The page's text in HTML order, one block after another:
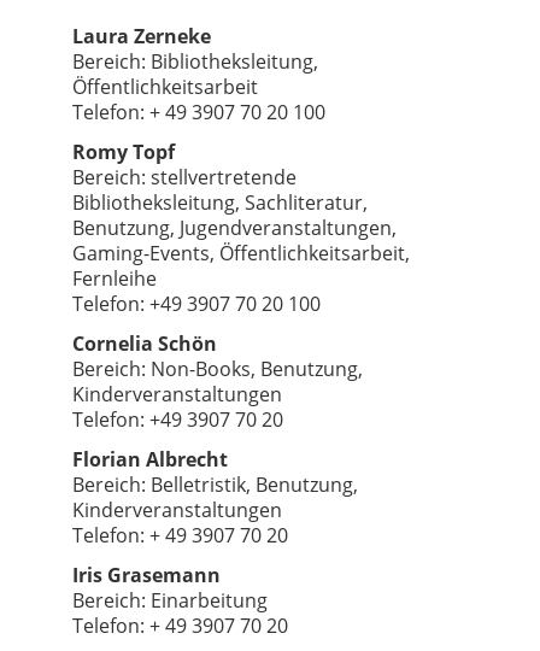
Laura Zerneke
Bereich: Bibliotheksleitung,
Öffentlichkeitsarbeit
Telefon: + 49 3907 70 20 100
Romy Topf
Bereich: stellvertretende
Bibliotheksleitung, Sachliteratur,
Benutzung, Jugendveranstaltungen,
Gaming-Events, Öffentlichkeitsarbeit,
Fernleihe
Telefon: +49 3907 70 20 100
Cornelia Schön
Bereich: Non-Books, Benutzung,
Kinderveranstaltungen
Telefon: +49 3907 70 20
Florian Albrecht
Bereich: Belletristik, Benutzung,
Kinderveranstaltungen
Telefon: + 49 3907 70 20
Iris Grasemann
Bereich: Einarbeitung
Telefon: + 49 3907 70 20